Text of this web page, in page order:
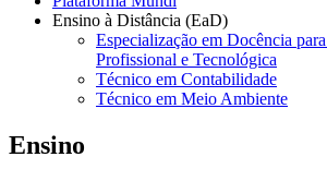
Ensino à Distância (EaD)
Especialização em Docência
Profissional e Tecnológica
Técnico em Contabilidade
Técnico em Meio Ambiente
Ensino